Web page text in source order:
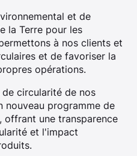
et de
la Terre pour les
à nos clients et
et de favoriser la
opérations.
circularité de nos
nouveau programme de
offrant une transparence
et l'impact